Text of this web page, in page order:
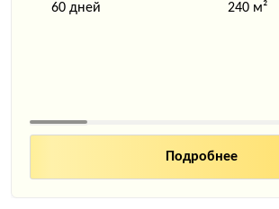
60 дней
240 м²
Подробнее